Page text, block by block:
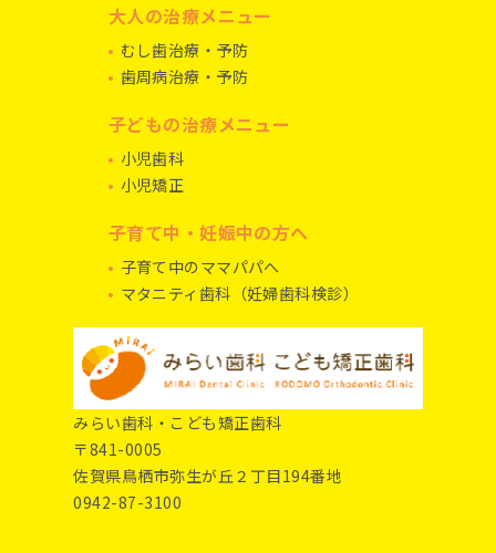
大人の治療メニュー
むし歯治療・予防
歯周病治療・予防
子どもの治療メニュー
小児歯科
小児矯正
子育て中・妊娠中の方へ
子育て中のママパパへ
マタニティ歯科（妊婦歯科検診）
みらい歯科・こども矯正歯科
〒841-0005
佐賀県鳥栖市弥生が丘２丁目194番地
0942-87-3100